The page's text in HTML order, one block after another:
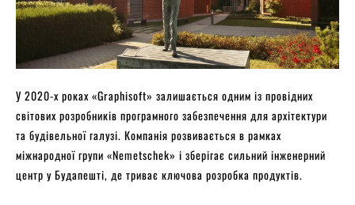
У 2020-х роках «Graphisoft» залишається одним із провідних
світових розробників програмного забезпечення для архітектури
та будівельної галузі. Компанія розвивається в рамках
міжнародної групи «Nemetschek» і зберігає сильний інженерний
центр у Будапешті, де триває ключова розробка продуктів.